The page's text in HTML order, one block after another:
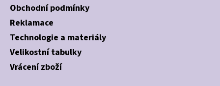
Obchodní podmínky
Reklamace
Technologie a materiály
Velikostní tabulky
Vrácení zboží